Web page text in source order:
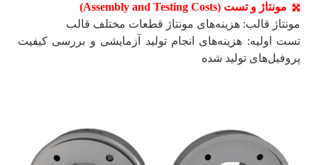
مونتاژ و تست (Assembly and Testing Costs)
مونتاژ قالب: هزینه‌های مونتاژ قطعات مختلف قالب
تست اولیه: هزینه‌های انجام تولید آزمایشی و بررسی کیفیت
پروفیل‌های تولید شده